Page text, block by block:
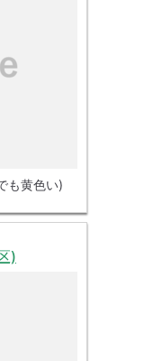
も黄色い)
)